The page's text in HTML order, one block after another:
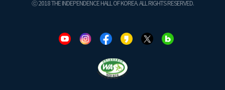
ⓒ 2018 THE INDEPENDENCE HALL OF KOREA. ALL RIGHTS RESERVED.